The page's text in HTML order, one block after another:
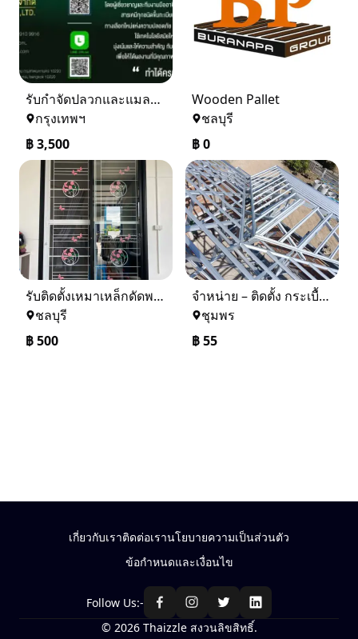
รับกำจัดปลวกและแมลง ในราคาเริ่มเพียง 3,500 บาท
กรุงเทพฯ
฿3,500
Wooden Pallet
ชลบุรี
฿0
รับติดตั้งเหมาเหล็กดัดพร้อมมุ้งลวด
ชลบุรี
฿500
จำหน่าย – ติดตั้ง กระเบื้อง โครงหลังคา ถอดแบบแจ้งราคาฟรี
ชุมพร
฿55
เกี่ยวกับเราติดต่อเรานโยบายความเป็นส่วนตัว
ข้อกำหนดและเงื่อนไข
Follow Us:-
© 2026 Thaizzle สงวนลิขสิทธิ์.